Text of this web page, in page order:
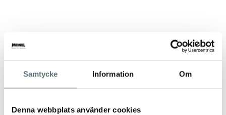
Samtycke Information Om
Denna webbplats använder cookies